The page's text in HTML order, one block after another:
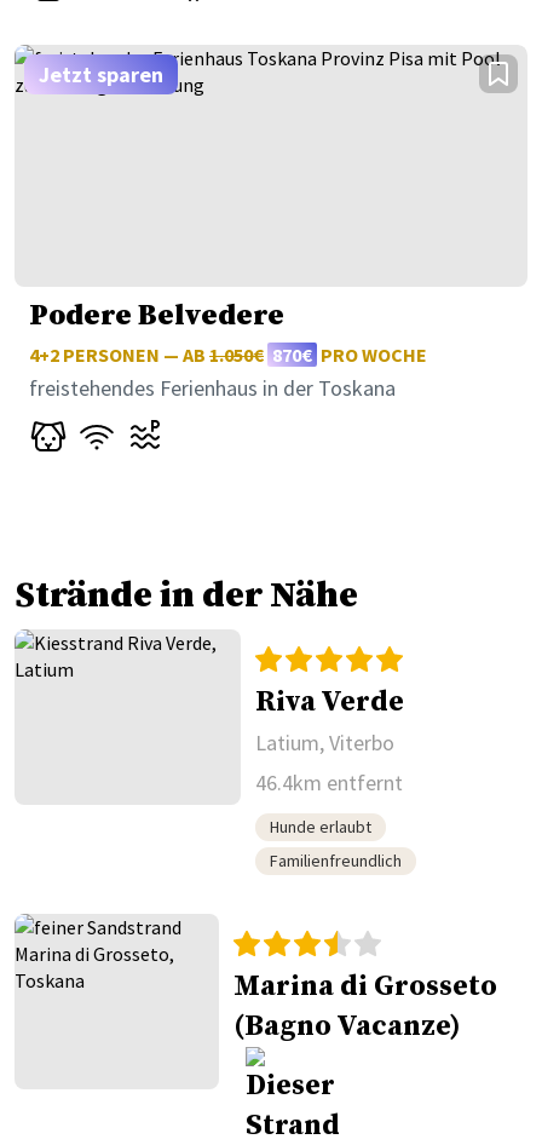
Jetzt sparen
Podere Belvedere
4+2 PERSONEN — AB 1.050€ 870€ PRO WOCHE
freistehendes Ferienhaus in der Toskana
Strände in der Nähe
Riva Verde
Latium, Viterbo
46.4km entfernt
Hunde erlaubt
Familienfreundlich
Marina di Grosseto
(Bagno Vacanze)